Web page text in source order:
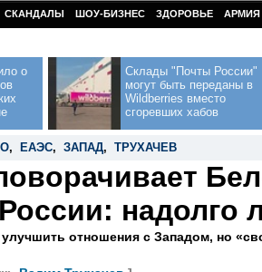
СКАНДАЛЫ ШОУ-БИЗНЕС ЗДОРОВЬЕ АРМИЯ
о
Склады "Почты России"
могут быть переданы в
Wildberries вместо
сгоревших хабов
, ЕАЭС, ЗАПАД, ТРУХАЧЕВ
надолго
отношения с Западом, но